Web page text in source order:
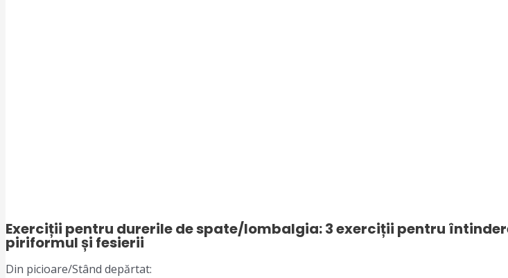
Exerciții pentru durerile de spate/lombalgia: 3 exerciții pentru
piriformul și fesierii
Din picioare/Stând depărtat: